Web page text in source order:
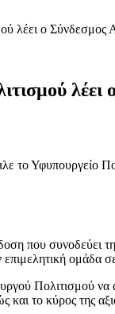
λέει ο Σύνδεσμος
λέει
το Υφυπουργείο
που συνοδεύει
ομάδα
Πολιτισμού
και το κύρος της